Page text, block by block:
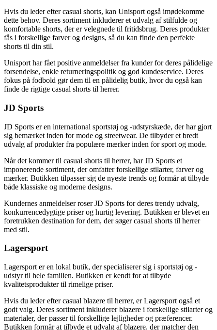
Hvis du leder efter casual shorts, kan Unisport også imødekomme
dette behov. Deres sortiment inkluderer et udvalg af stilfulde og
komfortable shorts, der er velegnede til fritidsbrug. Deres produkter
fås i forskellige farver og designs, så du kan finde den perfekte
shorts til din stil.
Unisport har fået positive anmeldelser fra kunder for deres pålidelige
forsendelse, enkle returneringspolitik og god kundeservice. Deres
fokus på fodbold gør dem til en pålidelig butik, hvor du også kan
finde de rigtige casual shorts til herrer.
JD Sports
JD Sports er en international sportstøj og -udstyrskæde, der har gjort
sig bemærket inden for mode og streetwear. De tilbyder et bredt
udvalg af produkter fra populære mærker inden for sport og mode.
Når det kommer til casual shorts til herrer, har JD Sports et
imponerende sortiment, der omfatter forskellige stilarter, farver og
mærker. Butikken tilpasser sig de nyeste trends og formår at tilbyde
både klassiske og moderne designs.
Kundernes anmeldelser roser JD Sports for deres trendy udvalg,
konkurrencedygtige priser og hurtig levering. Butikken er blevet en
foretrukken destination for dem, der søger casual shorts til herrer
med stil.
Lagersport
Lagersport er en lokal butik, der specialiserer sig i sportstøj og -
udstyr til hele familien. Butikken er kendt for at tilbyde
kvalitetsprodukter til rimelige priser.
Hvis du leder efter casual blazere til herrer, er Lagersport også et
godt valg. Deres sortiment inkluderer blazere i forskellige stilarter og
materialer, der passer til forskellige lejligheder og præferencer.
Butikken formår at tilbyde et udvalg af blazere, der matcher den